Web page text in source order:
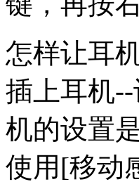
怎样让耳
插上耳机
机的设置
使用[移动